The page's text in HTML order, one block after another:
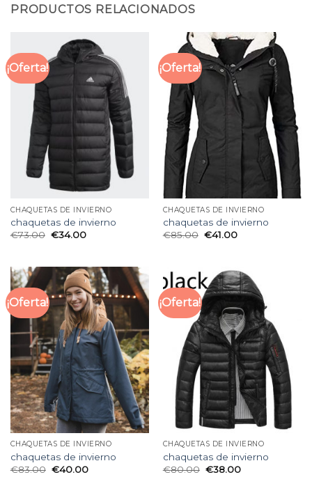
PRODUCTOS RELACIONADOS
¡Oferta!
CHAQUETAS DE INVIERNO
chaquetas de invierno
€73.00 €34.00
¡Oferta!
CHAQUETAS DE INVIERNO
chaquetas de invierno
€85.00 €41.00
¡Oferta!
CHAQUETAS DE INVIERNO
chaquetas de invierno
€83.00 €40.00
¡Oferta!
CHAQUETAS DE INVIERNO
chaquetas de invierno
€80.00 €38.00